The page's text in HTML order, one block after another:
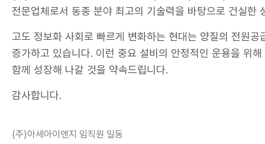
전문업체로서 동종 분야 최고의 기술력을 바탕으로 건실한
고도 정보화 사회로 빠르게 변화하는 현대는 양질의 전원공
증가하고 있습니다. 이런 중요 설비의 안정적인 운용을 위
함께 성장해 나갈 것을 약속드립니다.
감사합니다.
(주)아세아이앤지 임직원 일동